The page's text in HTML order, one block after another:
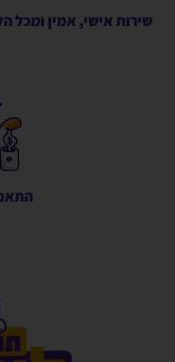
שירות אישי, אמין ומכל